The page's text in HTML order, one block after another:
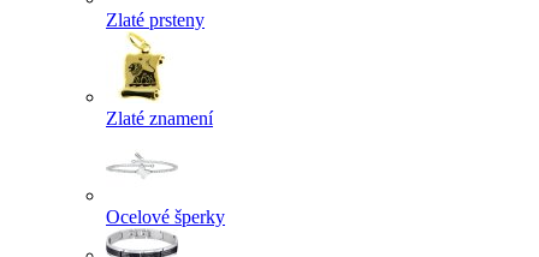
Zlaté prsteny
Zlaté znamení
Ocelové šperky